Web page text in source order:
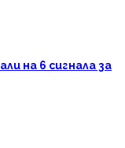
на 6 сигнала за